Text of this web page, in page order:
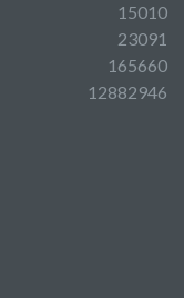
15010
23091
165660
12882946